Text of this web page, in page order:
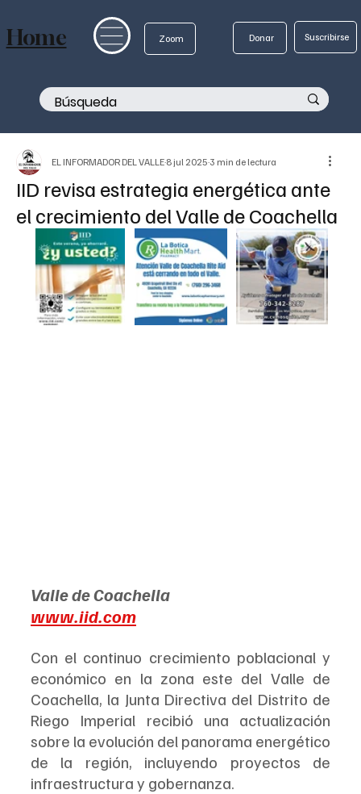
Zoom Donar Suscribirse
Home
IID revisa estrategia energética ante
el crecimiento del Valle de Coachella
EL INFORMADOR DEL VALLE 8 jul 2025 3 min de lectura
Valle de Coachella
www.iid.com
Con el continuo crecimiento poblacional y
económico en la zona este del Valle de
Coachella, la Junta Directiva del Distrito de
Riego Imperial recibió una actualización
sobre la evolución del panorama energético
de la región, incluyendo proyectos de
infraestructura y gobernanza.